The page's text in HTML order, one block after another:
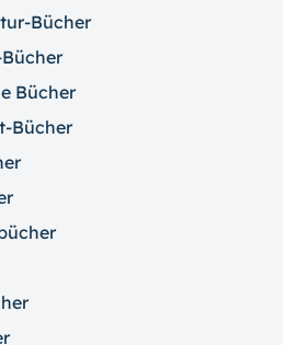
Bücher
Bücher
Bücher